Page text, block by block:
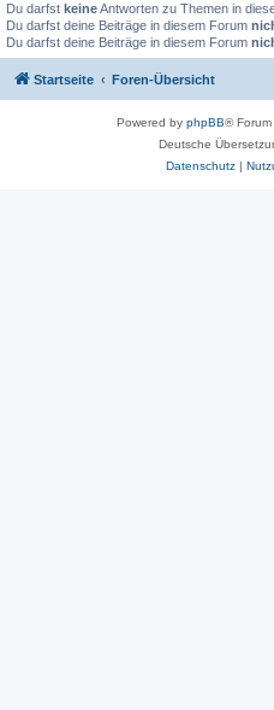
Du darfst keineAntworten zu Themen in
Du darfst deine Beiträge in diesem Forum
Du darfst deine Beiträge in diesem Forum
Startseite Foren-Übersicht
Powered by phpBB®
Deutsche
Datenschutz|